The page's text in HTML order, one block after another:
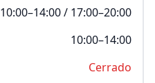
10:00–14:00 / 17:00–20:00
10:00–14:00
Cerrado